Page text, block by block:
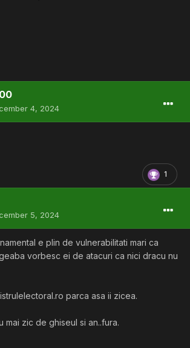
4, 2024
1
5, 2024
e plin de vulnerabilitati mari ca
vorbesc ei de atacuri ca nici dracu nu
parca asa ii zicea.
mai zic de ghiseul si an..fura.